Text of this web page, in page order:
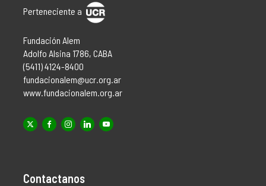
Perteneciente a
Fundación Alem
Adolfo Alsina 1786, CABA
(5411) 4124-8400
fundacionalem@ucr.org.ar
www.fundacionalem.org.ar
Contactanos